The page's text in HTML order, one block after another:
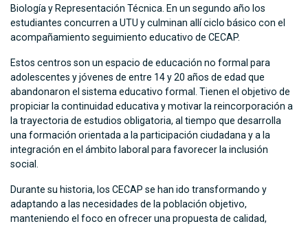
Biología y Representación Técnica. En un segundo año los
estudiantes concurren a UTU y culminan allí ciclo básico con el
acompañamiento seguimiento educativo de CECAP.
Estos centros son un espacio de educación no formal para
adolescentes y jóvenes de entre 14 y 20 años de edad que
abandonaron el sistema educativo formal. Tienen el objetivo de
propiciar la continuidad educativa y motivar la reincorporación a
la trayectoria de estudios obligatoria, al tiempo que desarrolla
una formación orientada a la participación ciudadana y a la
integración en el ámbito laboral para favorecer la inclusión
social.
Durante su historia, los CECAP se han ido transformando y
adaptando a las necesidades de la población objetivo,
manteniendo el foco en ofrecer una propuesta de calidad,